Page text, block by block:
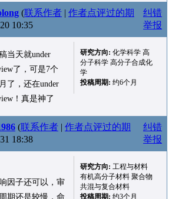
(联系作者 | 作者点评过的期
10:35
纠错
举报
当天就under
了，可是7个
了，还在under
！真是神了
研究方向: 化学科学 高
分子科学 高分子合成化
学
投稿周期: 约6个月
(联系作者 | 作者点评过的期
18:38
纠错
举报
因子还可以，审
期还是较慢，命
研究方向: 工程与材料
有机高分子材料 聚合物
共混与复合材料
投稿周期: 约3个月